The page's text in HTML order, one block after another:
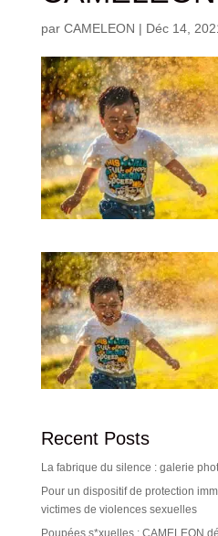
par CAMELEON | Déc 14,
Recent Posts
La fabrique du silence : galerie
Pour un dispositif de protection
victimes de violences sexuelles